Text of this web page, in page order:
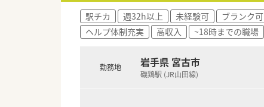
駅チカ 週32h以上 未経験可 ブランク可
ヘルプ体制充実
高収入 ~18時までの職場
勤務地 岩手県 宮古市
磯鶏駅 (JR山田線)